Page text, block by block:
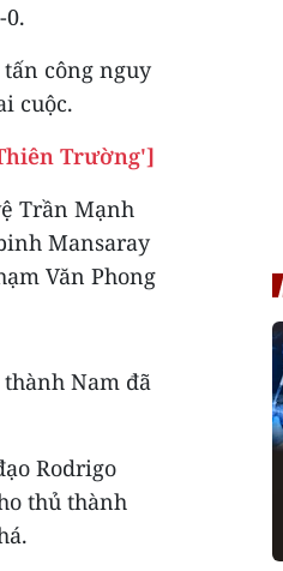
công nguy
cuộc.
Trường']
Trần Mạnh
Mansaray
Văn Phong
Nam đã
Rodrigo
thủ thành